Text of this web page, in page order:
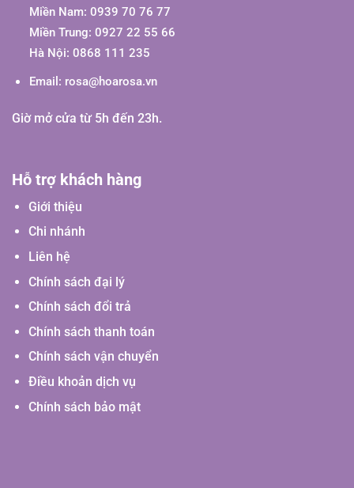
Miền Nam: 0939 70 76 77
Miền Trung: 0927 22 55 66
Hà Nội: 0868 111 235
Email: rosa@hoarosa.vn
Giờ mở cửa từ 5h đến 23h.
Hỗ trợ khách hàng
Giới thiệu
Chi nhánh
Liên hệ
Chính sách đại lý
Chính sách đổi trả
Chính sách thanh toán
Chính sách vận chuyển
Điều khoản dịch vụ
Chính sách bảo mật